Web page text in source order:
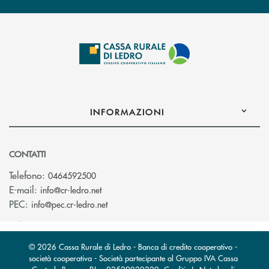
INFORMAZIONI
CONTATTI
Telefono: 0464592500
E-mail: info@cr-ledro.net(si apre l’app di posta elettronica)
PEC: info@pec.cr-ledro.net(si apre l’app di posta elettronica)
© 2026 Cassa Rurale di Ledro - Banca di credito cooperativo -
società cooperativa - Società partecipante al Gruppo IVA Cassa